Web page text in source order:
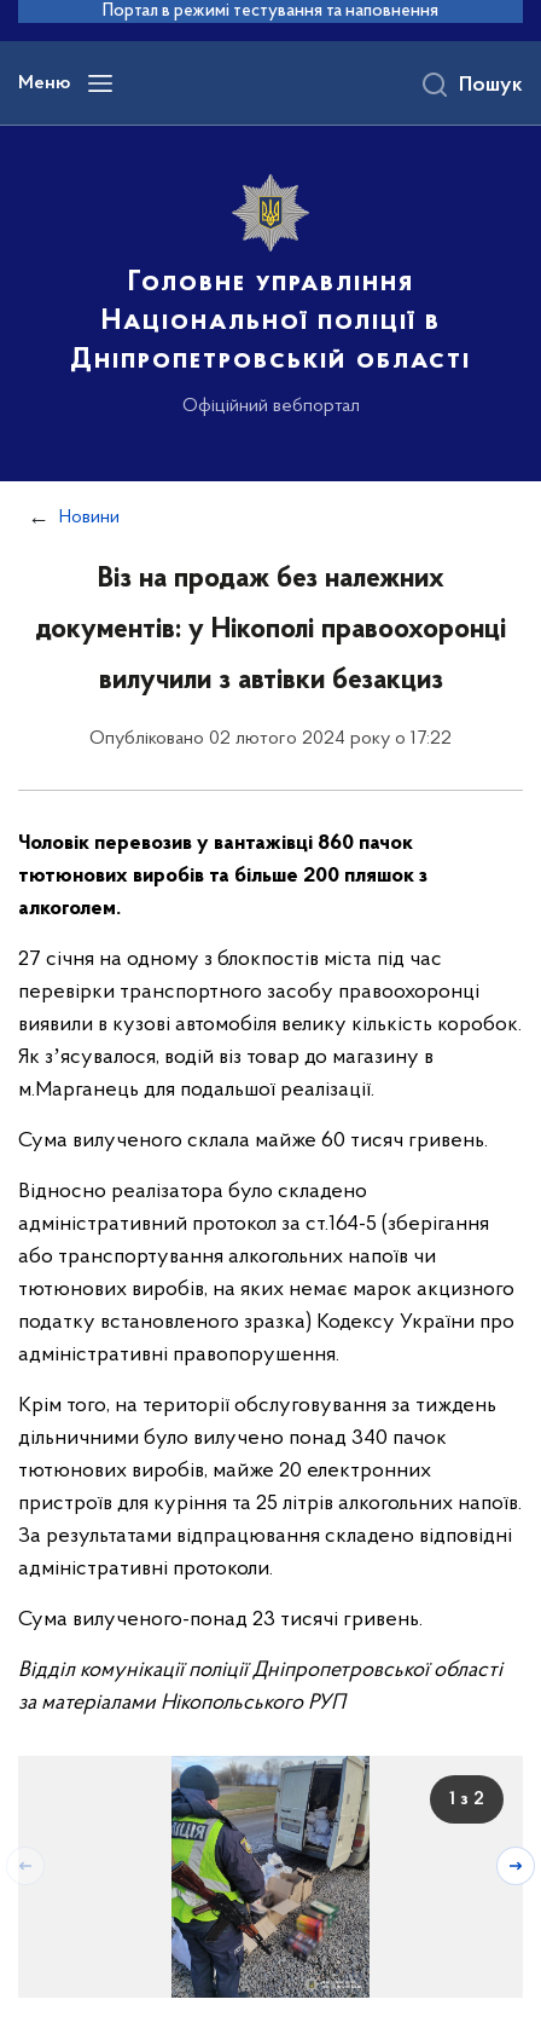
основного
вмісту
Портал в режимі тестування та наповнення
Меню
Головне управління
Національної поліції в
Дніпропетровській області
Офіційний вебпортал
Пошук
Новини
Віз на продаж без належних
документів: у Нікополі правоохоронці
вилучили з автівки безакциз
Опубліковано 02 лютого 2024 року о 17:22
Чоловік перевозив у вантажівці 860 пачок
тютюнових виробів та більше 200 пляшок з
алкоголем.
27 січня на одному з блокпостів міста під час
перевірки транспортного засобу правоохоронці
виявили в кузові автомобіля велику кількість коробок.
Як зʼясувалося, водій віз товар до магазину в
м.Марганець для подальшої реалізації.
Сума вилученого склала майже 60 тисяч гривень.
Відносно реалізатора було складено
адміністративний протокол за ст.164-5 (зберігання
або транспортування алкогольних напоїв чи
тютюнових виробів, на яких немає марок акцизного
податку встановленого зразка) Кодексу України про
адміністративні правопорушення.
Крім того, на території обслуговування за тиждень
дільничними було вилучено понад 340 пачок
тютюнових виробів, майже 20 електронних
пристроїв для куріння та 25 літрів алкогольних напоїв.
За результатами відпрацювання складено відповідні
адміністративні протоколи.
Сума вилученого-понад 23 тисячі гривень.
Відділ комунікації поліції Дніпропетровської області
за матеріалами Нікопольського РУП
1 з 2